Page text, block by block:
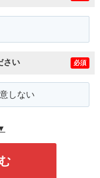
さい 必須
しない